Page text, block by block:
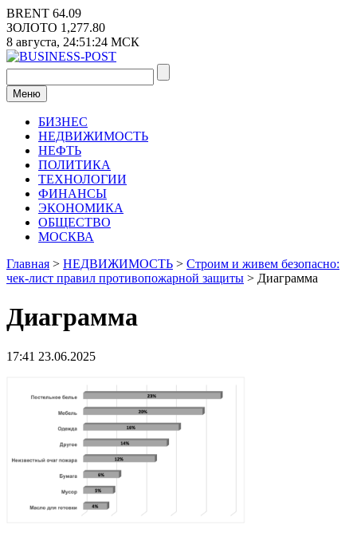
Перейти
к
содержимому
BRENT 64.09
ЗОЛОТО 1,277.80
8 августа, 24:51:24 МСК
Меню
БИЗНЕС
НЕДВИЖИМОСТЬ
НЕФТЬ
ПОЛИТИКА
ТЕХНОЛОГИИ
ФИНАНСЫ
ЭКОНОМИКА
ОБЩЕСТВО
МОСКВА
Главная > НЕДВИЖИМОСТЬ > Строим и живем безопасно:
чек-лист правил противопожарной защиты > Диаграмма
Диаграмма
17:41 23.06.2025